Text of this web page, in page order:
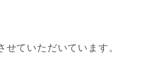
せていただいています。